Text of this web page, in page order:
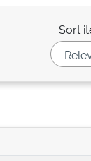
Sort